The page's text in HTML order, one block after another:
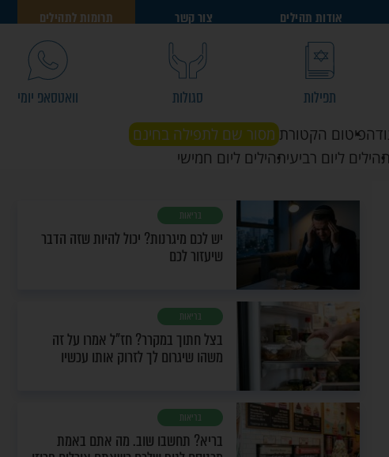
אודות תהילים צור קשר תרומות לתהילים
תפילות סגולות וואטסאפ יומי
פיטום הקטורת מסור שם לתפילה בחינם
תהילים ליום רביעיתהילים ליום חמישי
בריאות
יש לכם מיגרנות? יכול להיות שזה הדבר
שיעזור לכם
בריאות
בצל חתוך במקרר? חז"ל אמרו על זה
משהו שיגרום לך לזרוק אותו עכשיו
בריאות
בריא? תחשבו שוב. מה אתם באמת